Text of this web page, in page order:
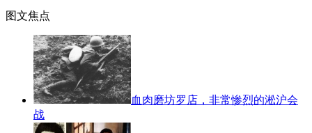
图文焦点
血肉磨坊罗店，非常惨烈的淞沪会
战